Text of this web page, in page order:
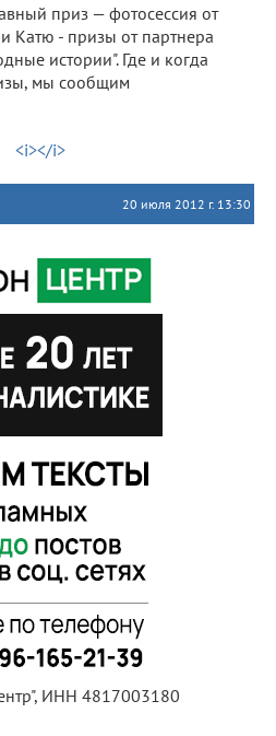
приз — фотосессия от
и Катю - призы от партнера
истории". Где и когда
мы сообщим
20 июля 2012 г. 13:30
ИНН 4817003180